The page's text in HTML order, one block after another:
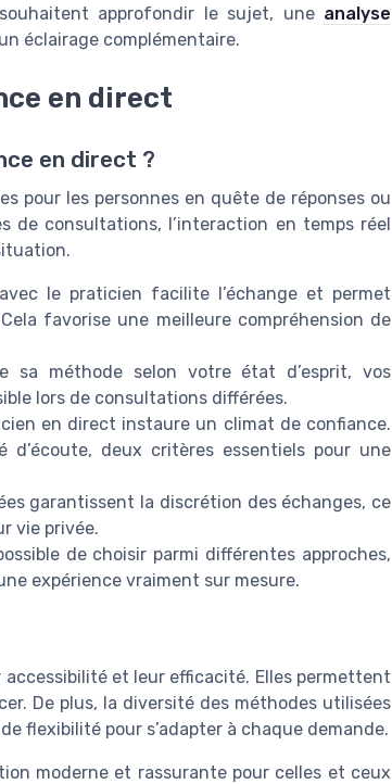
approfondir le sujet, une analyse
éclairage complémentaire.
en direct
en direct ?
pour les personnes en quête de réponses ou
de consultations, l’interaction en temps réel
le praticien facilite l’échange et permet
favorise une meilleure compréhension de
sa méthode selon votre état d’esprit, vos
lors de consultations différées.
en direct instaure un climat de confiance.
deux critères essentiels pour une
garantissent la discrétion des échanges, ce
vie privée.
de choisir parmi différentes approches,
expérience vraiment sur mesure.
et leur efficacité. Elles permettent
De plus, la diversité des méthodes utilisées
flexibilité pour s’adapter à chaque demande.
moderne et rassurante pour celles et ceux